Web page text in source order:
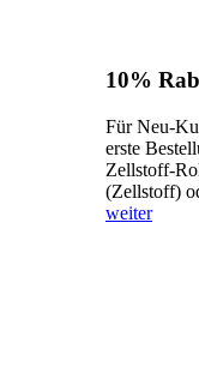
10%
Für Neu-
erste
Zellstoff-
(Zellstoff)
weiter